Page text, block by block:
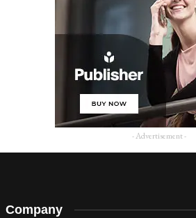
- Advertisement -
Company